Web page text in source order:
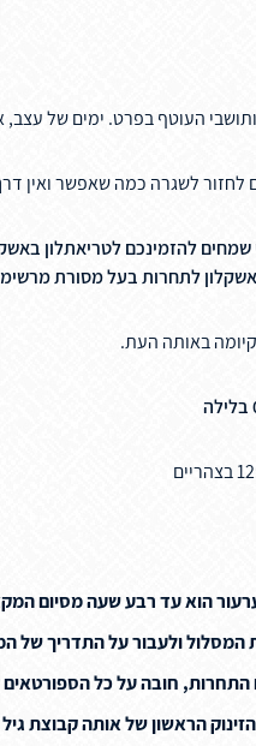
העוטף בפרט. ימים של
לחזור לשגרה כמה שאפשר ואין
שמחים להזמינכם לטריאתלון
אשקלון לתחרות בעל מסורת
באותה העת.
הוא עד רבע שעה מסיום
ולעבור על התדריך של
התחרות, חובה על כל